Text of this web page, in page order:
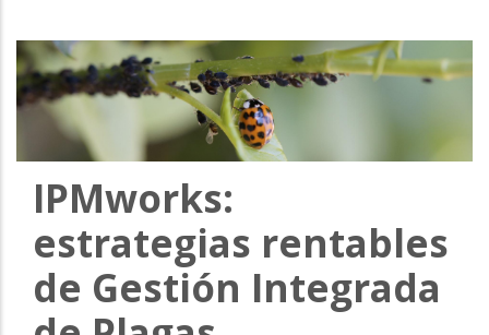
de
ayuda
a
la
navegación
IPMworks:
estrategias rentables
de Gestión Integrada